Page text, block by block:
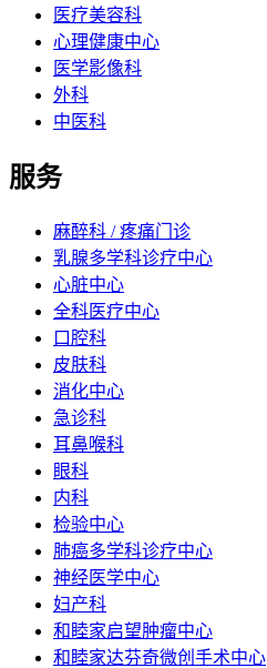
医疗美容科
心理健康中心
医学影像科
外科
中医科
服务
麻醉科 / 疼痛门诊
乳腺多学科诊疗中心
心脏中心
全科医疗中心
口腔科
皮肤科
消化中心
急诊科
耳鼻喉科
眼科
内科
检验中心
肺癌多学科诊疗中心
神经医学中心
妇产科
和睦家启望肿瘤中心
和睦家达芬奇微创手术中心